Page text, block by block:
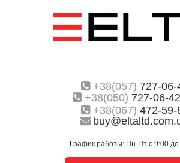
+38(057) 727-06-
+38(050) 727-06-42
+38(067) 472-59-
График работы: Пн-Пт с 9:00